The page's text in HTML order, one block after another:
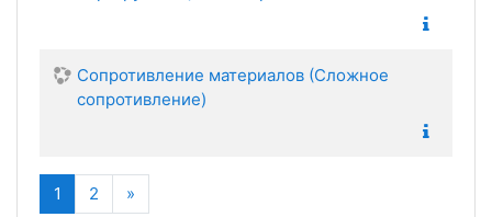
Сопротивление материалов (Сложное
сопротивление)
1 (текущая)
2 »